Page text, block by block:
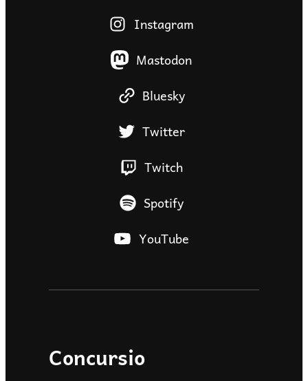
Instagram
Mastodon
Bluesky
Twitter
Twitch
Spotify
YouTube
Concursio